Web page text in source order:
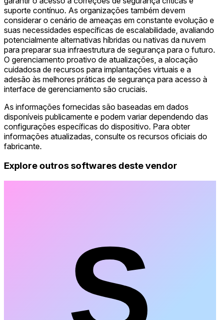
suporte contínuo. As organizações também devem
considerar o cenário de ameaças em constante evolução e
suas necessidades específicas de escalabilidade, avaliando
potencialmente alternativas híbridas ou nativas da nuvem
para preparar sua infraestrutura de segurança para o futuro.
O gerenciamento proativo de atualizações, a alocação
cuidadosa de recursos para implantações virtuais e a
adesão às melhores práticas de segurança para acesso à
interface de gerenciamento são cruciais.
As informações fornecidas são baseadas em dados
disponíveis publicamente e podem variar dependendo das
configurações específicas do dispositivo. Para obter
informações atualizadas, consulte os recursos oficiais do
fabricante.
Explore outros softwares deste vendor